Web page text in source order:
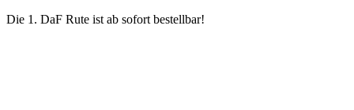
Die 1. DaF Rute ist ab sofort bestellbar!